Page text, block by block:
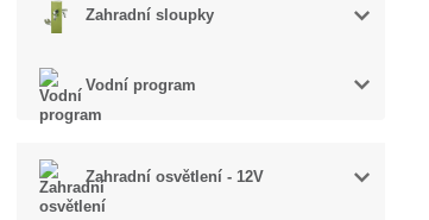
Zahradní sloupky
Vodní program
Zahradní osvětlení - 12V